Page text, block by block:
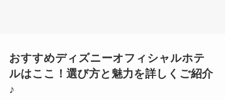
おすすめディズニーオフィシャルホテ
ルはここ！選び方と魅力を詳しくご紹介
♪